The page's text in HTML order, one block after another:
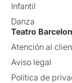
Infantil
Danza
Teatro
Atención al
Aviso legal
Política de